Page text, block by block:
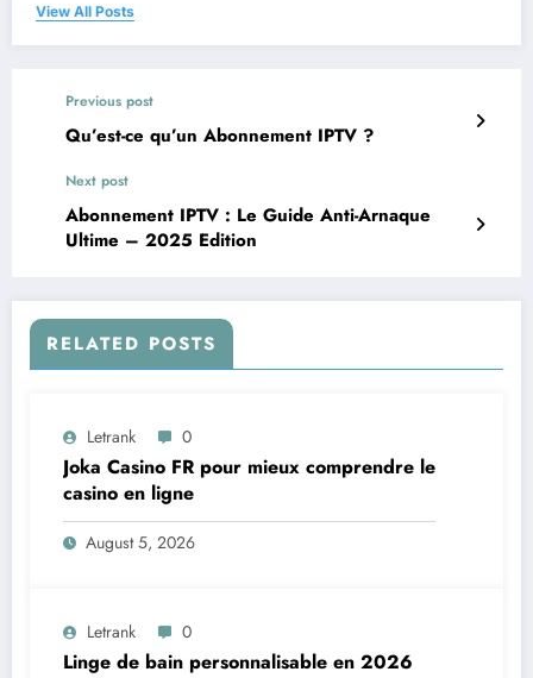
View All Posts
Previous post
Qu’est-ce qu’un Abonnement IPTV ?
Next post
Abonnement IPTV : Le Guide Anti-Arnaque
Ultime – 2025 Edition
RELATED POSTS
Letrank 0
Joka Casino FR pour mieux comprendre le
casino en ligne
August 5, 2026
Letrank 0
Linge de bain personnalisable en 2026